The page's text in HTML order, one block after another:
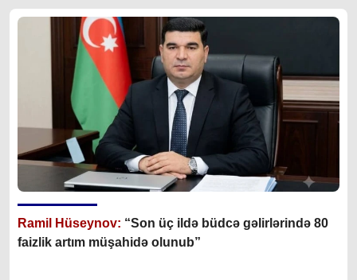
Ramil Hüseynov: “Son üç ildə büdcə gəlirlərində 80
faizlik artım müşahidə olunub”